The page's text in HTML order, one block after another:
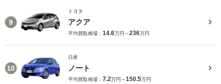
9
トヨタ
アクア
平均買取相場： 14.6万円～236万円
10
日産
ノート
平均買取相場： 7.2万円～150.5万円